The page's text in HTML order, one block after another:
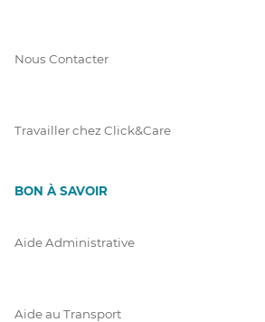
Nous Contacter
Travailler chez Click&Care
BON À SAVOIR
Aide Administrative
Aide au Transport